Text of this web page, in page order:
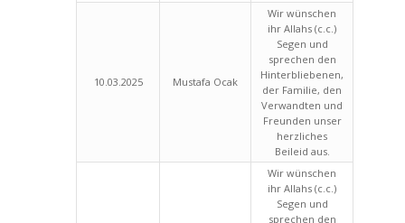
10.03.2025 Mustafa Ocak
Wir wünschen
ihr Allahs (c.c.)
Segen und
sprechen den
Hinterbliebenen,
der Familie, den
Verwandten und
Freunden unser
herzliches
Beileid aus.
Wir wünschen
ihr Allahs (c.c.)
Segen und
sprechen den